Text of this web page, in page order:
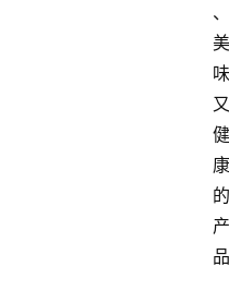
、
美
味
又
健
康
的
产
品